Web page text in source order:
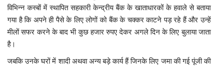
मनोरंजन
लाइफस्टाइल
खेल
विभिन्न कस्बों में स्थापित सहकारी केन्द्रीय बैंक के खाताधारकों के हवाले से बताया
गया है कि अपने ही पैसे के लिए लोगों को बैंक के चक्कर काटने पड़ रहे हैं और उन्हें
मीलों सफर करने के बाद भी कुछ हजार रुपए देकर अगले दिन के लिए बुलाया जाता
है।
जबकि उनके घरों में शादी अथवा अन्य बड़े कार्य हैं जिनके लिए जमा की गई पूंजी की